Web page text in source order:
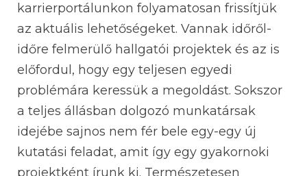
karrierportálunkon folyamatosan frissítjük
az aktuális lehetőségeket. Vannak időről-
időre felmerülő hallgatói projektek és az is
előfordul, hogy egy teljesen egyedi
problémára keressük a megoldást. Sokszor
a teljes állásban dolgozó munkatársak
idejébe sajnos nem fér bele egy-egy új
kutatási feladat, amit így egy gyakornoki
projektként írunk ki. Természetesen